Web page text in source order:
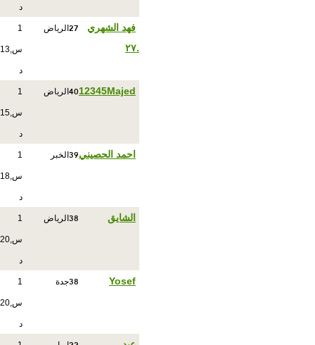
د
فهد الشهري
.٢٧
27 الرياض 1
س,13
د
12345Majed
40 الرياض 1
س,15
د
احمد الحصيني39 الخبر 1
س,18
د
الشايق 38 الرياض 1
س,20
د
Yosef
38جدة 1
س,20
د